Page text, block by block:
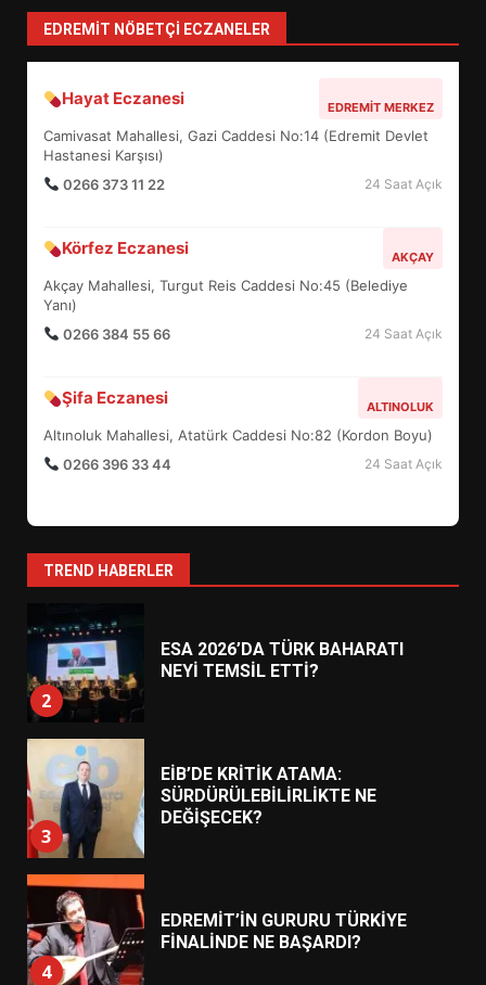
EDREMIT NÖBETÇI ECZANELER
Hayat Eczanesi EDREMIT MERKEZ
Camivasat Mahallesi, Gazi Caddesi No:14 (Edremit Devlet
Hastanesi Karşısı)
0266 373 11 22
24 Saat Açık
Körfez Eczanesi AKÇAY
Akçay Mahallesi, Turgut Reis Caddesi No:45 (Belediye
Yanı)
0266 384 55 66
24 Saat Açık
Şifa Eczanesi ALTINOLUK
Altınoluk Mahallesi, Atatürk Caddesi No:82 (Kordon Boyu)
0266 396 33 44
24 Saat Açık
TREND HABERLER
4
5
BALIKESİR MÜZELERİNDE SÜRE
UZATILDI: NE DEĞİŞTİ?
6
TURNUVASI KAYITLARI NEYİ
7
YENİ YÖNETİM NASIL
ŞEKİLLENDİ?
1
HAREKETE GEÇİYOR: GÖZLER
2
ESA 2026’DA TÜRK BAHARATI
NEYİ TEMSİL ETTİ?
3
EİB’DE KRİTİK ATAMA:
SÜRDÜRÜLEBİLİRLİKTE NE
DEĞİŞECEK?
4
EDREMİT’İN GURURU TÜRKİYE
FİNALİNDE NE BAŞARDI?